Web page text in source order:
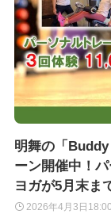
明舞の「
ーン開催中！
ヨガが5月末ま
2026年4月3日 18:00